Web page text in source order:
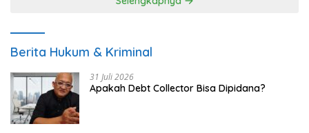
Berita Hukum & Kriminal
31 Juli 2026
Apakah Debt Collector Bisa Dipidana?